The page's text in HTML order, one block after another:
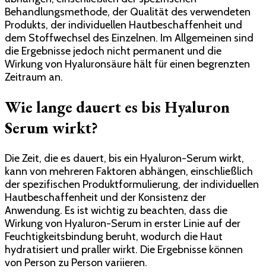
Behandlungsmethode, der Qualität des verwendeten
Produkts, der individuellen Hautbeschaffenheit und
dem Stoffwechsel des Einzelnen. Im Allgemeinen sind
die Ergebnisse jedoch nicht permanent und die
Wirkung von Hyaluronsäure hält für einen begrenzten
Zeitraum an.
Wie lange dauert es bis Hyaluron
Serum wirkt?
Die Zeit, die es dauert, bis ein Hyaluron-Serum wirkt,
kann von mehreren Faktoren abhängen, einschließlich
der spezifischen Produktformulierung, der individuellen
Hautbeschaffenheit und der Konsistenz der
Anwendung. Es ist wichtig zu beachten, dass die
Wirkung von Hyaluron-Serum in erster Linie auf der
Feuchtigkeitsbindung beruht, wodurch die Haut
hydratisiert und praller wirkt. Die Ergebnisse können
von Person zu Person variieren.